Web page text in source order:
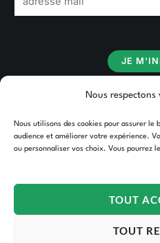
Nous
Nous utilisons des cookies pour assurer
audience et améliorer votre expérience.
ou personnaliser vos choix. Vous pourrez
TOUT
TOUT
m
JE